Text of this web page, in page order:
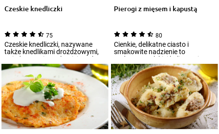
Czeskie knedliczki
75
Czeskie knedliczki, nazywane
także knedlikami drożdżowymi,
to jedna z najpopularniejszych
potraw...
Pierogi z mięsem i kapustą
80
Cienkie, delikatne ciasto i
smakowite nadzienie to
podstawy polskiej kulinarnej
dumy narodowej. P...